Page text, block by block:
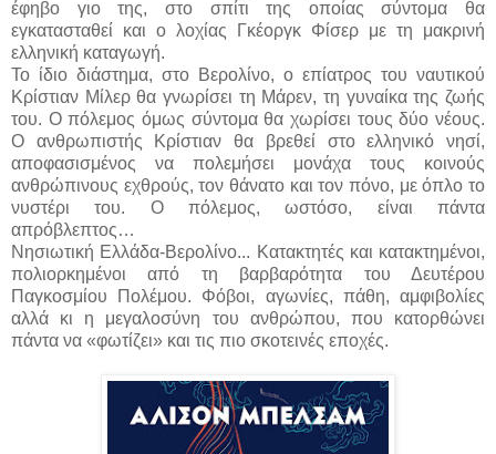
έφηβο γιο της, στο σπίτι της οποίας σύντομα θα
εγκατασταθεί και ο λοχίας Γκέοργκ Φίσερ με τη μακρινή
ελληνική καταγωγή.
Το ίδιο διάστημα, στο Βερολίνο, ο επίατρος του ναυτικού
Κρίστιαν Μίλερ θα γνωρίσει τη Μάρεν, τη γυναίκα της ζωής
του. Ο πόλεμος όμως σύντομα θα χωρίσει τους δύο νέους.
Ο ανθρωπιστής Κρίστιαν θα βρεθεί στο ελληνικό νησί,
αποφασισμένος να πολεμήσει μονάχα τους κοινούς
ανθρώπινους εχθρούς, τον θάνατο και τον πόνο, με όπλο το
νυστέρι του. Ο πόλεμος, ωστόσο, είναι πάντα
απρόβλεπτος…
Νησιωτική Ελλάδα-Βερολίνο... Κατακτητές και κατακτημένοι,
πολιορκημένοι από τη βαρβαρότητα του Δευτέρου
Παγκοσμίου Πολέμου. Φόβοι, αγωνίες, πάθη, αμφιβολίες
αλλά κι η μεγαλοσύνη του ανθρώπου, που κατορθώνει
πάντα να «φωτίζει» και τις πιο σκοτεινές εποχές.